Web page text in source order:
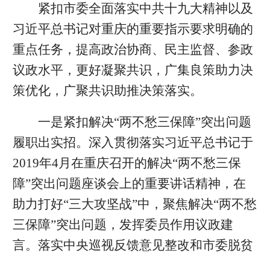
紧扣市委全面落实中共十九大精神以及
习近平总书记对重庆的重要指示要求明确的
重点任务，提高政治协商、民主监督、参政
议政水平，更好凝聚共识，广集良策助力决
策优化，广聚共识助推决策落实。
一是紧扣解决“两不愁三保障”突出问题
履职出实招。深入贯彻落实习近平总书记于
2019年4月在重庆召开的解决“两不愁三保
障”突出问题座谈会上的重要讲话精神，在
助力打好“三大攻坚战”中，聚焦解决“两不愁
三保障”突出问题，发挥委员作用议政建
言。落实中央巡视反馈意见整改和市委脱贫